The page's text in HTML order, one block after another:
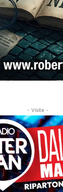
- Visite -